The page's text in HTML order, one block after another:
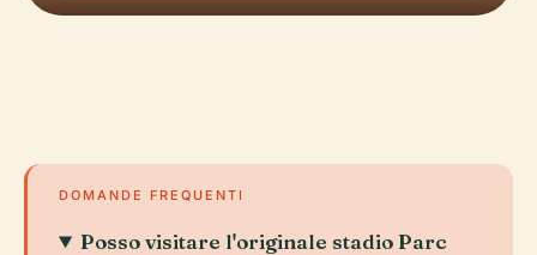
DOMANDE FREQUENTI
Posso visitare l'originale stadio Parc